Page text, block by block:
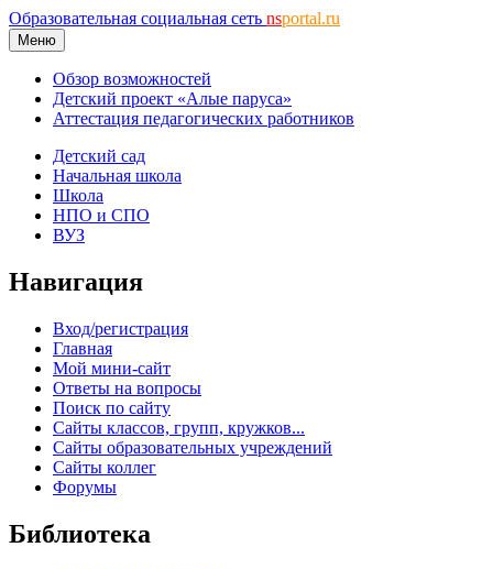
Образовательная социальная сеть nsportal.ru
Меню
Обзор возможностей
Детский проект «Алые паруса»
Аттестация педагогических работников
Детский сад
Начальная школа
Школа
НПО и СПО
ВУЗ
Навигация
Вход/регистрация
Главная
Мой мини-сайт
Ответы на вопросы
Поиск по сайту
Сайты классов, групп, кружков...
Сайты образовательных учреждений
Сайты коллег
Форумы
Библиотека